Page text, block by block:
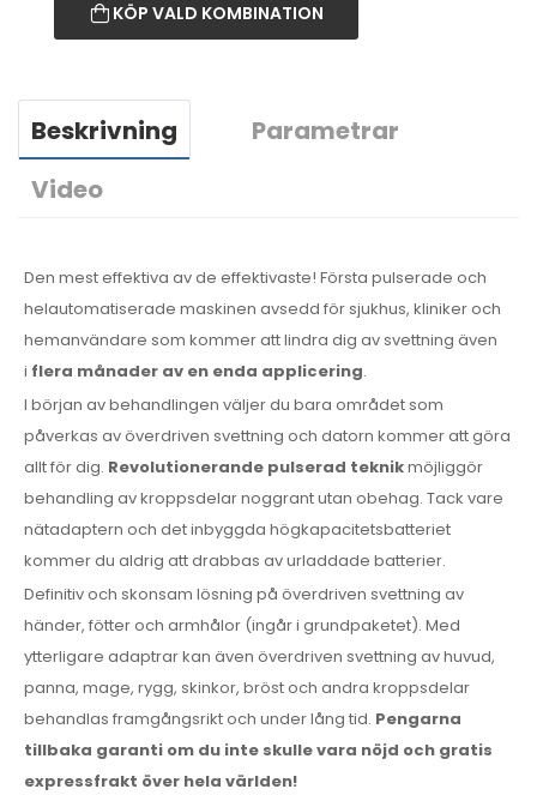
KÖP VALD KOMBINATION
Beskrivning
Parametrar
Video
Den mest effektiva av de effektivaste! Första pulserade och
helautomatiserade maskinen avsedd för sjukhus, kliniker och
hemanvändare som kommer att lindra dig av svettning även
i flera månader av en enda applicering.
I början av behandlingen väljer du bara området som
påverkas av överdriven svettning och datorn kommer att göra
allt för dig. Revolutionerande pulserad teknikmöjliggör
behandling av kroppsdelar noggrant utan obehag. Tack vare
nätadaptern och det inbyggda högkapacitetsbatteriet
kommer du aldrig att drabbas av urladdade batterier.
Definitiv och skonsam lösning på överdriven svettning av
händer, fötter och armhålor (ingår i grundpaketet). Med
ytterligare adaptrar kan även överdriven svettning av huvud,
panna, mage, rygg, skinkor, bröst och andra kroppsdelar
behandlas framgångsrikt och under lång tid. Pengarna
tillbaka garanti om du inte skulle vara nöjd och gratis
expressfrakt över hela världen!